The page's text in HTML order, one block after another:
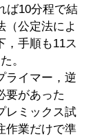
ば10分程で結
（公定法によ
，手順も11ス
。
ライマー，逆
要があった
レミックス試
作業だけで準